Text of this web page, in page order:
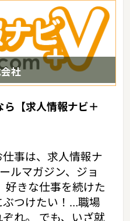
社
【求人情報ナビ＋
事は、求人情報ナ
ルマガジン、ジョ
好きな仕事を続けた
ぶつけたい！…職場
れ。 でも、いざ就